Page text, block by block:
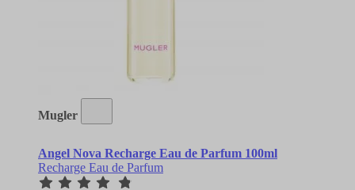
Mugler
Angel Nova Recharge Eau de Parfum 100ml
Recharge Eau de Parfum